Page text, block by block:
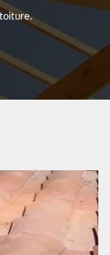
toiture.